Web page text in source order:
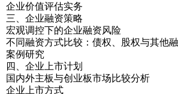
企业价值评估实务
三、企业融资策略
宏观调控下的企业融资风险
不同融资方式比较：债权、股权与其他
案例研究
四、企业上市计划
国内外主板与创业板市场比较分析
企业上市方式